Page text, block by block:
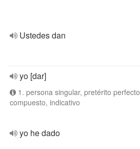
Ustedes dan
yo [dar]
1. persona singular, pretérito perfecto
compuesto, indicativo
yo he dado